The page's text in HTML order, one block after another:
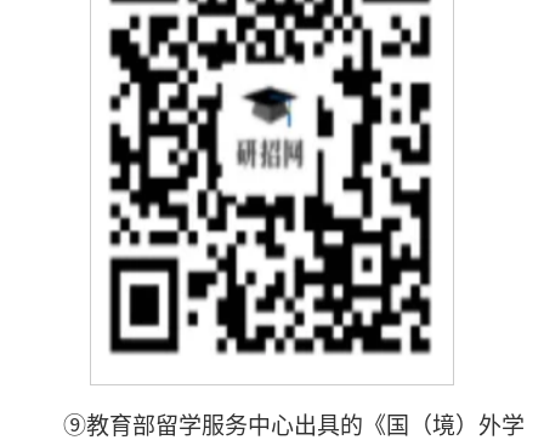
⑨教育部留学服务中心出具的《国（境）外学